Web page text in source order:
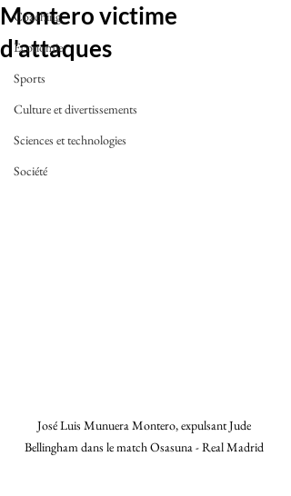
Coaching
Economie
Sports
Culture et divertissements
Sciences et technologies
Société
Montero victime
d'attaques
José Luis Munuera Montero, expulsant Jude
Bellingham dans le match Osasuna - Real Madrid